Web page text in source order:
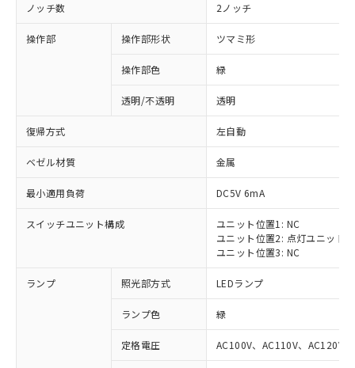
ノッチ数 2ノッチ
操作部 操作部形状 ツマミ形
操作部色 緑
透明/不透明 透明
復帰方式 左自動
ベゼル材質 金属
最小適用負荷 DC5V 6mA
スイッチユニット構成
ユニット位置1: NC
ユニット位置2: 点灯ユニット
ユニット位置3: NC
ランプ 照光部方式 LEDランプ
ランプ色 緑
定格電圧 AC100V、AC110V、AC120V